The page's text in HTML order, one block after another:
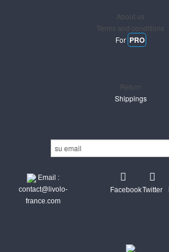
About us
Terms and conditions
For PRO
Return
Shippings
Email :
contact@livolo-
france.com
FacebookTwitter